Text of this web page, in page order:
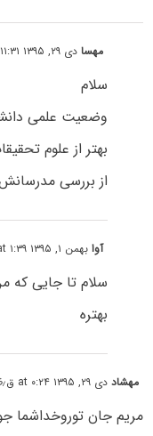
مهسادی ۲۹, ۱۳۹۵ at ۱۱:۳۱ ب٫ظ
سلام
وضعیت علمی
بهتر از علوم
از بررسی
آوابهمن ۱, ۱۳۹۵ at ۱:۳۹ ب٫ظ
سلام تا جایی که
بهتره
مهشاددی ۲۹, ۱۳۹۵ at ۰:۲۴ ق٫ظ
مریم جان توروخداشما